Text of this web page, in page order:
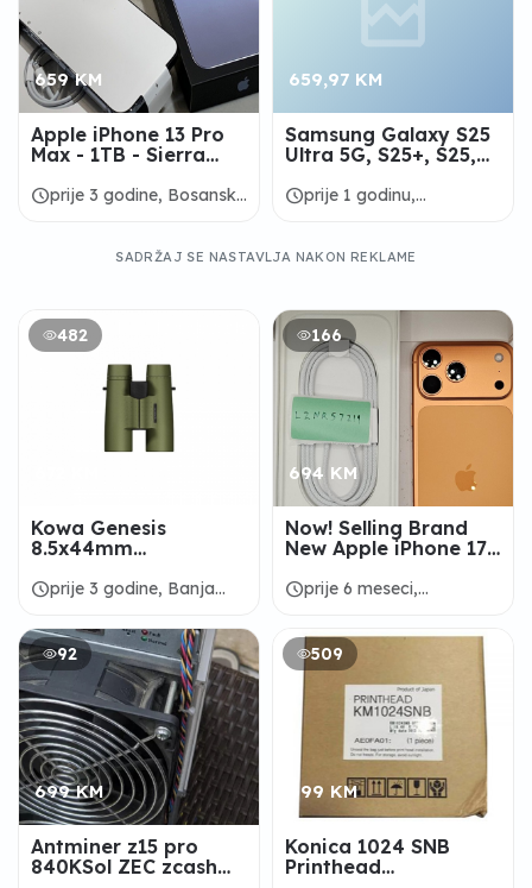
659 KM
Apple iPhone 13 Pro
Max - 1TB - Sierra
$659USD
scheduleprije 3 godine, Bosanska
659,97 KM
Samsung Galaxy S25
Ultra 5G, S25+, S25,
Flip6
scheduleprije 1 godinu,
SADRŽAJ SE NASTAVLJA NAKON REKLAME
482
Kowa Genesis
8.5x44mm
Binoculars -
scheduleprije 3 godine, Banja
166
694 KM
Now! Selling Brand
New Apple iPhone 17
scheduleprije 6 meseci,
92
699 KM
Antminer z15 pro
840KSol ZEC zcash
509
699 KM
Konica 1024 SNB
Printhead